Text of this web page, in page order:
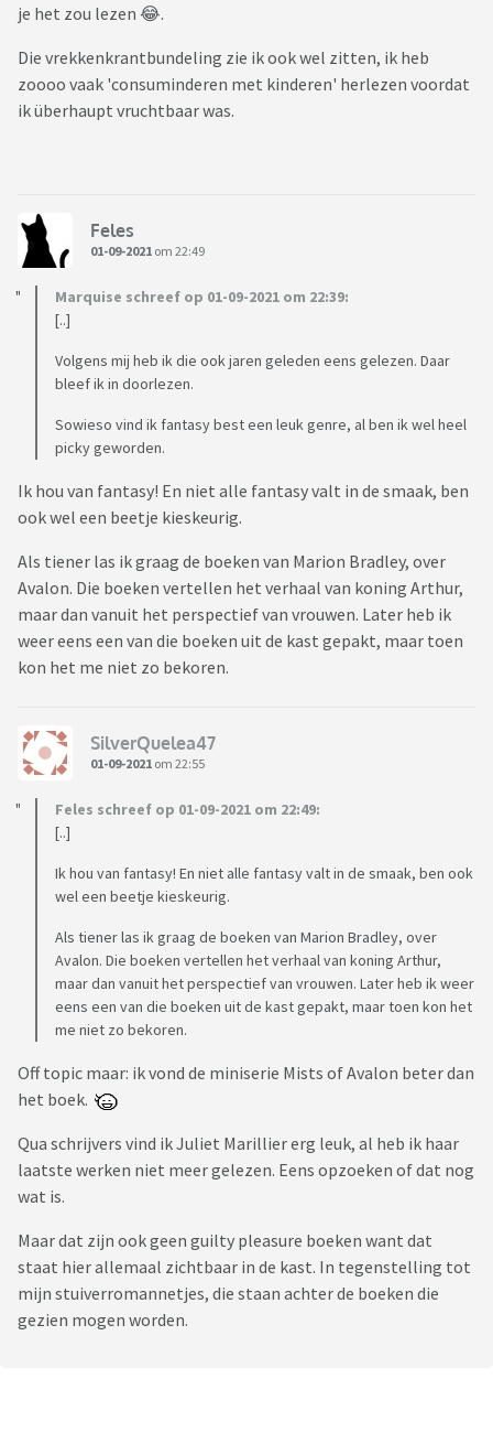
je het zou lezen 😂.
Die vrekkenkrantbundeling zie ik ook wel zitten, ik heb
zoooo vaak 'consuminderen met kinderen' herlezen voordat
ik überhaupt vruchtbaar was.
Feles
01-09-2021 om 22:49
Marquise schreef op 01-09-2021 om 22:39:
[..]
Volgens mij heb ik die ook jaren geleden eens gelezen. Daar
bleef ik in doorlezen.
Sowieso vind ik fantasy best een leuk genre, al ben ik wel heel
picky geworden.
Ik hou van fantasy! En niet alle fantasy valt in de smaak, ben
ook wel een beetje kieskeurig.
Als tiener las ik graag de boeken van Marion Bradley, over
Avalon. Die boeken vertellen het verhaal van koning Arthur,
maar dan vanuit het perspectief van vrouwen. Later heb ik
weer eens een van die boeken uit de kast gepakt, maar toen
kon het me niet zo bekoren.
SilverQuelea47
01-09-2021 om 22:55
Feles schreef op 01-09-2021 om 22:49:
[..]
Ik hou van fantasy! En niet alle fantasy valt in de smaak, ben ook
wel een beetje kieskeurig.
Als tiener las ik graag de boeken van Marion Bradley, over
Avalon. Die boeken vertellen het verhaal van koning Arthur,
maar dan vanuit het perspectief van vrouwen. Later heb ik weer
eens een van die boeken uit de kast gepakt, maar toen kon het
me niet zo bekoren.
Off topic maar: ik vond de miniserie Mists of Avalon beter dan
het boek.
Qua schrijvers vind ik Juliet Marillier erg leuk, al heb ik haar
laatste werken niet meer gelezen. Eens opzoeken of dat nog
wat is.
Maar dat zijn ook geen guilty pleasure boeken want dat
staat hier allemaal zichtbaar in de kast. In tegenstelling tot
mijn stuiverromannetjes, die staan achter de boeken die
gezien mogen worden.